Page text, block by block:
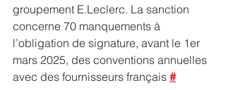
groupement E.Leclerc. La sanction
concerne 70 manquements à
l’obligation de signature, avant le 1er
mars 2025, des conventions annuelles
avec des fournisseurs français #